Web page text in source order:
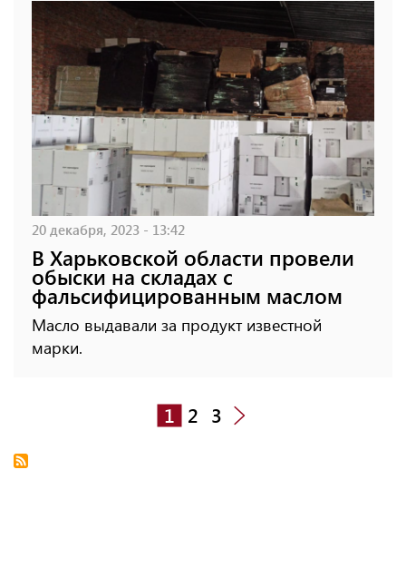
20 декабря, 2023 - 13:42
В Харьковской области провели
обыски на складах с
фальсифицированным маслом
Масло выдавали за продукт известной
марки.
1 2 3